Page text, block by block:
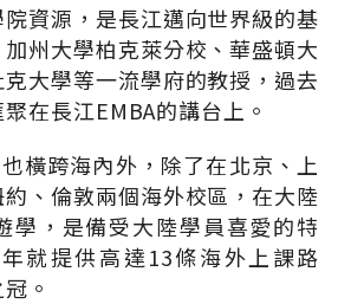
資源，是長江邁向世界級的基
州大學柏克萊分校、華盛頓大
大學等一流學府的教授，過去
在長江EMBA的講台上。
橫跨海內外，除了在北京、上
、倫敦兩個海外校區，在大陸
學，是備受大陸學員喜愛的特
就提供高達13條海外上課路
。